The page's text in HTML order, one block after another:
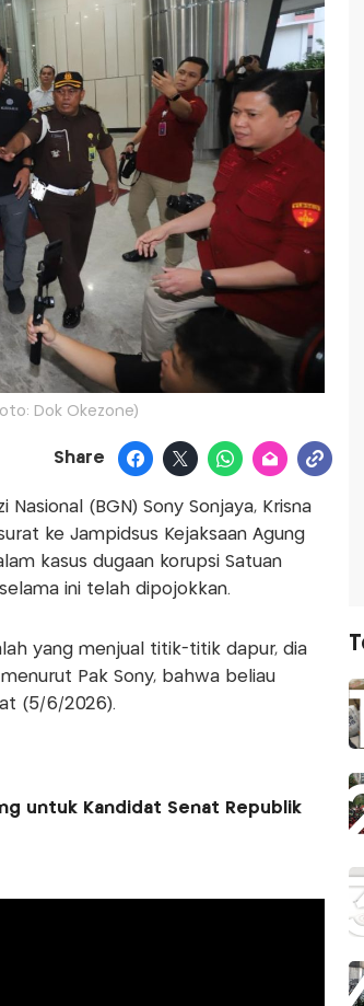
Dok Okezone)
Share
(BGN) Sony Sonjaya, Krisna
ke Jampidsus Kejaksaan Agung
kasus dugaan korupsi Satuan
selama ini telah dipojokkan.
yang menjual titik-titik dapur, dia
Pak Sony, bahwa beliau
(5/6/2026).
untuk Kandidat Senat Republik